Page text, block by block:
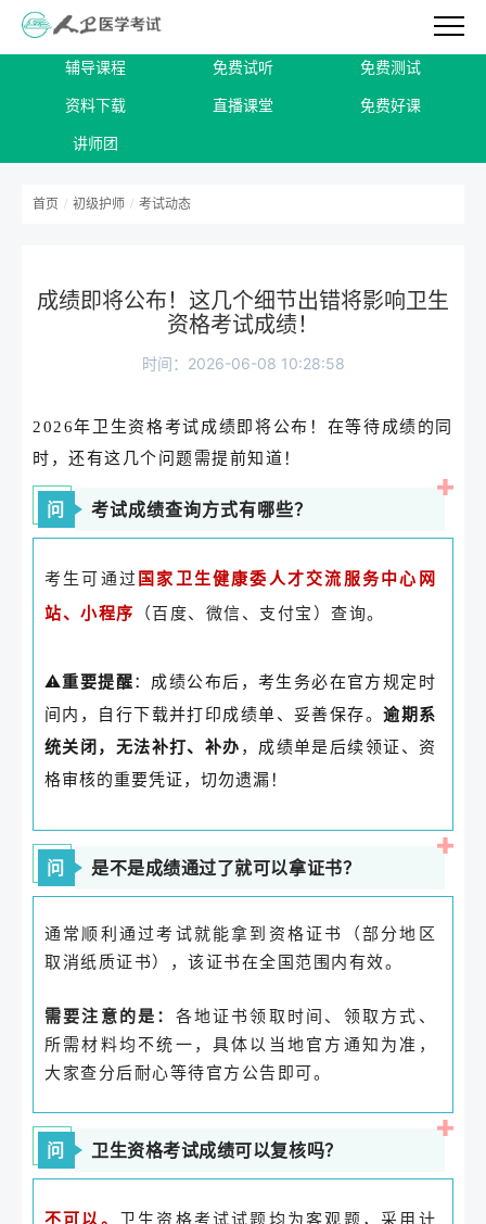
辅导课程 免费试听 免费测试
资料下载 直播课堂 免费好课
讲师团
首页 / 初级护师 / 考试动态
成绩即将公布！这几个细节出错将影响卫生
资格考试成绩！
时间：2026-06-08 10:28:58
2026年卫生资格考试成绩即将公布！在等待成绩的同
时，还有这几个问题需提前知道！
问 考试成绩查询方式有哪些？
考生可通过 国家卫生健康委人才交流服务中心网
站、小程序
（百度、微信、支付宝）查询。
⚠️重要提醒：成绩公布后，考生务必在官方规定时
间内，自行下载并打印成绩单、妥善保存。逾期系
统关闭，无法补打、补办 ，成绩单是后续领证、资
格审核的重要凭证，切勿遗漏！
问 是不是成绩通过了就可以拿证书？
通常顺利通过考试就能拿到资格证书（部分地区
取消纸质证书），该证书在全国范围内有效。
需要注意的是： 各地证书领取时间、领取方式、
所需材料均不统一，具体以当地官方通知为准，
大家查分后耐心等待官方公告即可。
问 卫生资格考试成绩可以复核吗？
不可以。 卫生资格考试试题均为客观题，采用计